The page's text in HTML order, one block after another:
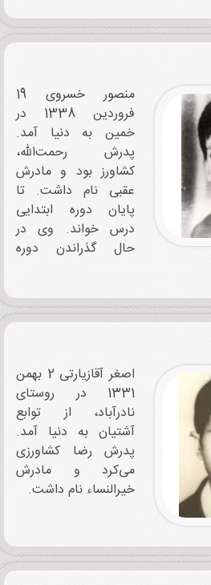
منصور خسروی 19
فروردین 1338 در
خمین به دنیا آمد.
پدرش رحمت‌الله،
کشاورز بود و مادرش
عقبی نام داشت. تا
پایان دوره ابتدایی
درس خواند. وی در
حال گذراندن دوره
اصغر آقازیارتی 2 بهمن
1331 در روستای
نادرآباد، از توابع
آشتیان به دنیا آمد.
پدرش رضا کشاورزی
می‌کرد و مادرش
خیرالنساء نام داشت.